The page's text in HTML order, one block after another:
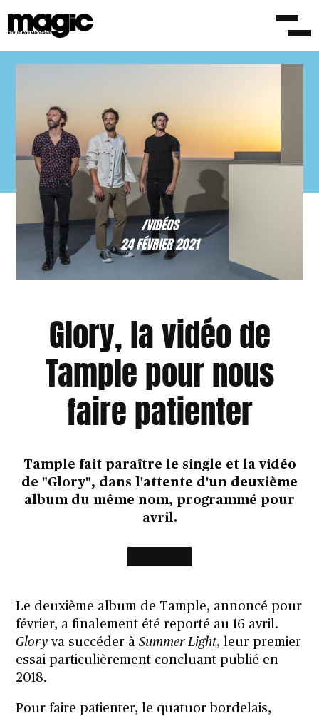
/VIDÉOS
24 FÉVRIER 2021
Glory, la vidéo de
Tample pour nous
faire patienter
Tample fait paraître le single et la vidéo
de "Glory", dans l'attente d'un deuxième
album du même nom, programmé pour
avril.
Le deuxième album de Tample, annoncé pour
février, a finalement été reporté au 16 avril.
Glory va succéder àSummer Light, leur premier
essai particulièrement concluant publié en
2018.
Pour faire patienter, le quatuor bordelais,